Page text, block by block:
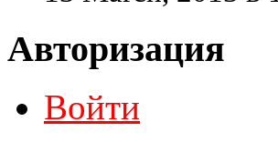
Авторизация
Войти